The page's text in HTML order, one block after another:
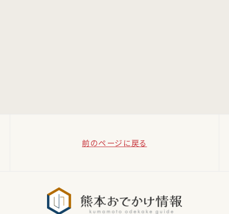
前のページに戻る